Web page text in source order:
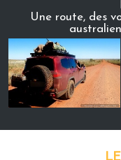
Une route, des